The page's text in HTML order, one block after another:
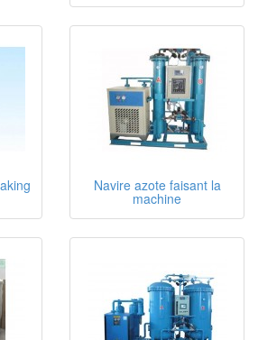
Navire azote faisant la
machine